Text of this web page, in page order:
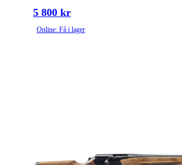
5 800 kr
Online: Få i lager